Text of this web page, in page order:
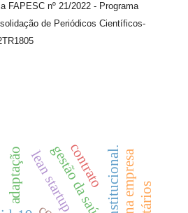
FAPESC nº 21/2022 - Programa
de Periódicos Científicos-
lean startup
adaptação gestão da saúde
contrato